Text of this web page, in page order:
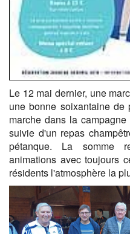
Le 12 mai dernier, une
une bonne soixantaine
marche dans la
suivie d'un repas
pétanque. La somme
animations avec toujours
résidents l'atmosphère la